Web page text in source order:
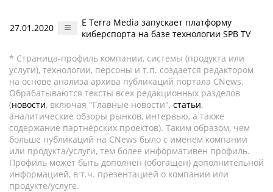
27.01.2020
E Terra Media запускает платформу
киберспорта на базе технологии SPB TV
* Страница-профиль компании, системы (продукта или
услуги), технологии, персоны и т.п. создается редактором
на основе анализа архива публикаций портала CNews.
Обрабатываются тексты всех редакционных разделов
(новости, включая "Главные новости", статьи,
аналитические обзоры рынков, интервью, а также
содержание партнёрских проектов). Таким образом, чем
больше публикаций на CNews было с именем компании
или продукта/услуги, тем более информативен профиль.
Профиль может быть дополнен (обогащен) дополнительной
информацией, в т.ч. презентацией о компании или
продукте/услуге.